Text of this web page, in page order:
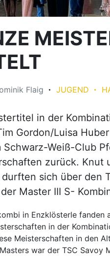
Flaig JUGEND
in der
Gordon/Luisa
Schwarz-Weiß-Club
zurück. Knut
sich über den
Master III S-
in Enzklösterle fanden
in der
Meisterschaften in den
war der TSC Savoy